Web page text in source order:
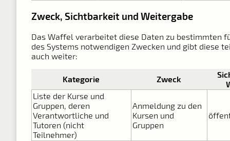
Zweck, Sichtbarkeit und Weitergabe
Das Waffel verarbeitet diese Daten zu bestimmten
des Systems notwendigen Zwecken und gibt diese
auch weiter:
Kategorie Zweck
Liste der Kurse und
Gruppen, deren
Verantwortliche und
Tutoren (nicht
Teilnehmer)
Anmeldung zu den
Kursen und
Gruppen